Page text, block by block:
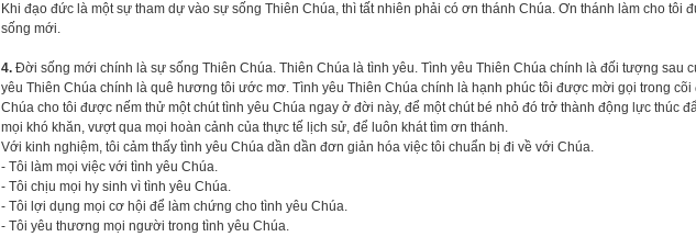
Khi đạo đức là một sự tham dự vào sự sống Thiên Chúa, thì tất nhiên phải có ơn thánh Chúa. Ơn thánh làm cho tôi
sống mới.
4. Đời sống mới chính là sự sống Thiên Chúa. Thiên Chúa là tình yêu. Tình yêu Thiên Chúa chính là đối tượng sau
yêu Thiên Chúa chính là quê hương tôi ước mơ. Tình yêu Thiên Chúa chính là hạnh phúc tôi được mời gọi trong cõi
Chúa cho tôi được nếm thử một chút tình yêu Chúa ngay ở đời này, để một chút bé nhỏ đó trở thành động lực thúc
mọi khó khăn, vượt qua mọi hoàn cảnh của thực tế lịch sử, để luôn khát tìm ơn thánh.
Với kinh nghiệm, tôi cảm thấy tình yêu Chúa dần dần đơn giản hóa việc tôi chuẩn bị đi về với Chúa.
- Tôi làm mọi việc với tình yêu Chúa.
- Tôi chịu mọi hy sinh vì tình yêu Chúa.
- Tôi lợi dụng mọi cơ hội để làm chứng cho tình yêu Chúa.
- Tôi yêu thương mọi người trong tình yêu Chúa.